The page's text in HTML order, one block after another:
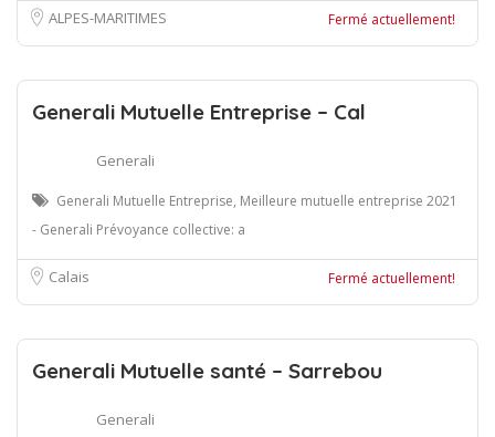
ALPES-MARITIMES Fermé actuellement!
Generali Mutuelle Entreprise – Cal
Generali
Generali Mutuelle Entreprise, Meilleure mutuelle entreprise 2021
- Generali Prévoyance collective: a
Calais Fermé actuellement!
Generali Mutuelle santé – Sarrebou
Generali